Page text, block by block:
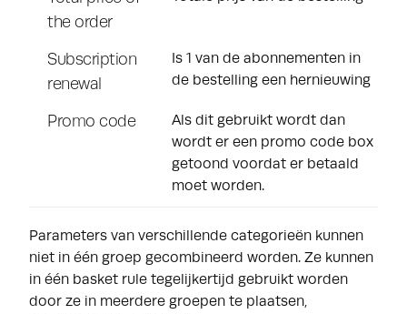
the order
Subscription
renewal
Is 1 van de abonnementen in
de bestelling een hernieuwing
Promo code
Als dit gebruikt wordt dan
wordt er een promo code box
getoond voordat er betaald
moet worden.
Parameters van verschillende categorieën kunnen
niet in één groep gecombineerd worden. Ze kunnen
in één basket rule tegelijkertijd gebruikt worden
door ze in meerdere groepen te plaatsen,